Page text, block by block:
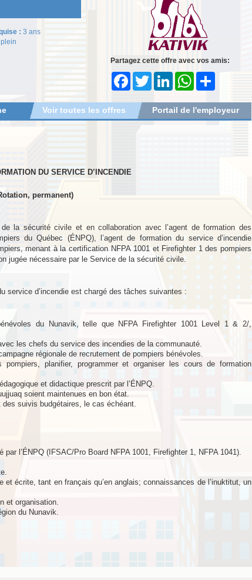
: 3 ans
Partagez cette offre avec vos amis:
FacebookTwitter LinkedInWhatsApp
Portail de l'employeur
Voir toutes les offres
DU SERVICE D’INCENDIE
permanent)
la sécurité civile et en collaboration avec l’agent de formation des
du Québec (ÉNPQ), l’agent de formation du service d’incendie
menant à la certification NFPA 1001 et Firefighter 1 des pompiers
jugée nécessaire par le Service de la sécurité civile.
service d’incendie est chargé des tâches suivantes :
du Nunavik, telle que NFPA Firefighter 1001 Level 1 & 2/,
les chefs du service des incendies de la communauté.
régionale de recrutement de pompiers bénévoles.
pompiers, planifier, programmer et organiser les cours de formation
et didactique prescrit par l’ÉNPQ.
soient maintenues en bon état.
suivis budgétaires, le cas échéant.
l’ÉNPQ (IFSAC/Pro Board NFPA 1001, Firefighter 1, NFPA 1041).
écrite, tant en français qu’en anglais; connaissances de l’inuktitut, un
et organisation.
du Nunavik.